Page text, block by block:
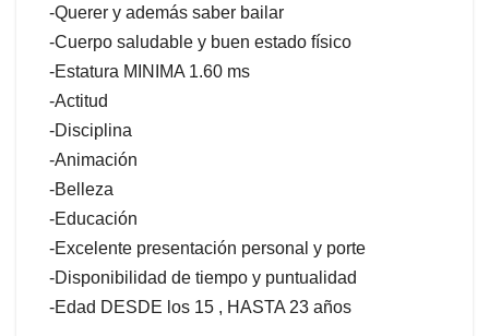
-Querer y además saber bailar
-Cuerpo saludable y buen estado físico
-Estatura MINIMA 1.60 ms
-Actitud
-Disciplina
-Animación
-Belleza
-Educación
-Excelente presentación personal y porte
-Disponibilidad de tiempo y puntualidad
-Edad DESDE los 15 , HASTA 23 años